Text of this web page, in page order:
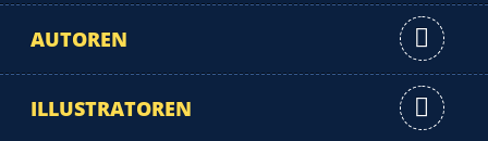
AUTOREN
ILLUSTRATOREN